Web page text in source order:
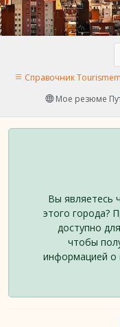
Справочник
Мое резюме
Вы являетесь
этого города?
доступно
чтобы
информацией о